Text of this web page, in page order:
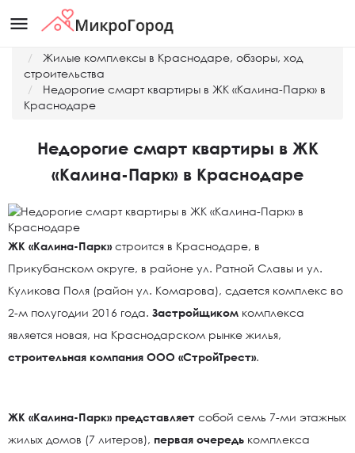
menu
Жилые комплексы в Краснодаре, обзоры, ход
строительства
Недорогие смарт квартиры в ЖК «Калина-Парк» в
Краснодаре
Недорогие смарт квартиры в ЖК
«Калина-Парк» в Краснодаре
ЖК «Калина-Парк»строится в Краснодаре, в
Прикубанском округе, в районе ул. Ратной Славы и ул.
Куликова Поля (район ул. Комарова), сдается комплекс во
2-м полугодии 2016 года. Застройщиком комплекса
является новая, на Краснодарском рынке жилья,
строительная компания ООО «СтройТрест».
ЖК «Калина-Парк» представляет собой семь 7-ми этажных
жилых домов (7 литеров), первая очередь комплекса